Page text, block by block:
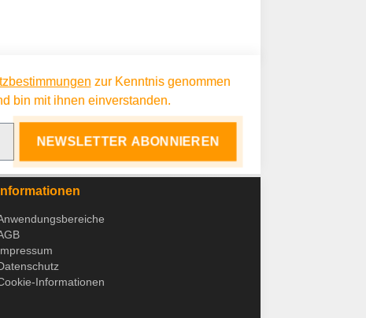
zur Kenntnis genommen
bin mit ihnen einverstanden.
NEWSLETTER ABONNIEREN
Informationen
Informationen